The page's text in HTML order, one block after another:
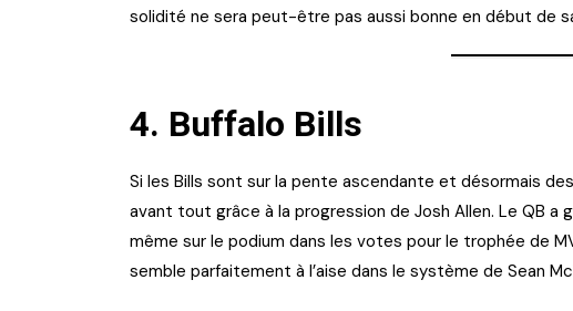
solidité ne sera peut-être pas aussi bonne en début de
4. Buffalo Bills
Si les Bills sont sur la pente ascendante et désormais
avant tout grâce à la progression de Josh Allen. Le QB a
même sur le podium dans les votes pour le trophée de
semble parfaitement à l’aise dans le système de Sean